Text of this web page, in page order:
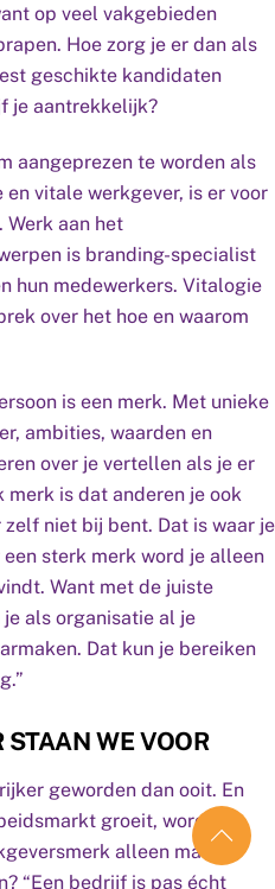
op veel vakgebieden
Hoe zorg je er dan als
geschikte kandidaten
je aantrekkelijk?
aangeprezen te worden als
vitale werkgever, is er voor
Werk aan het
is branding-specialist
hun medewerkers. Vitalogie
over het hoe en waarom
is een merk. Met unieke
ambities, waarden en
over je vertellen als je er
is dat anderen je ook
niet bij bent. Dat is waar je
sterk merk word je alleen
Want met de juiste
als organisatie al je
Dat kun je bereiken
STAAN WE VOOR
geworden dan ooit. En
groeit, wordt die
alleen maar
“Een bedrijf is pas écht